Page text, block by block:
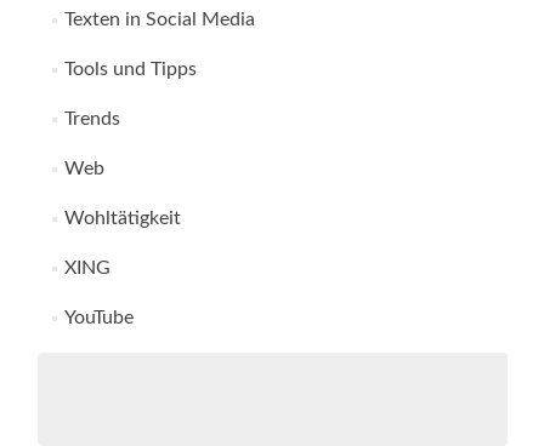
Texten in Social Media
Tools und Tipps
Trends
Web
Wohltätigkeit
XING
YouTube